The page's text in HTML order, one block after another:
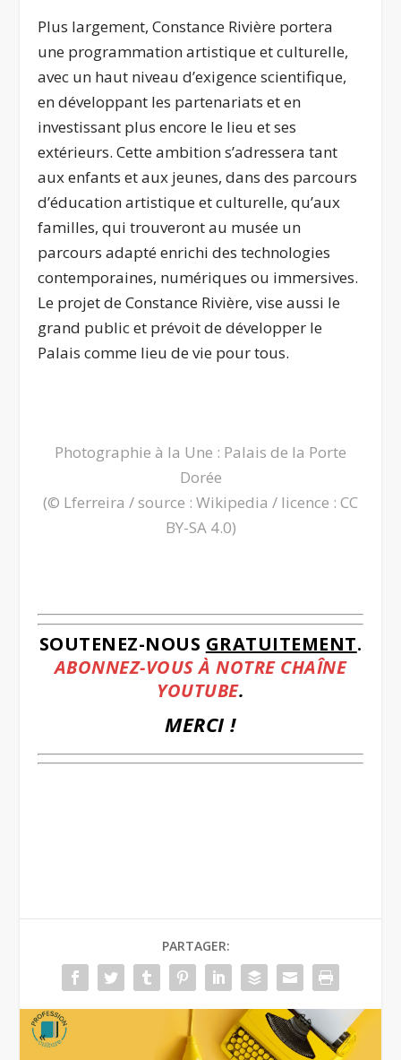
Plus largement, Constance Rivière portera
une programmation artistique et culturelle,
avec un haut niveau d’exigence scientifique,
en développant les partenariats et en
investissant plus encore le lieu et ses
extérieurs. Cette ambition s’adressera tant
aux enfants et aux jeunes, dans des parcours
d’éducation artistique et culturelle, qu’aux
familles, qui trouveront au musée un
parcours adapté enrichi des technologies
contemporaines, numériques ou immersives.
Le projet de Constance Rivière, vise aussi le
grand public et prévoit de développer le
Palais comme lieu de vie pour tous.
Photographie à la Une : Palais de la Porte
Dorée
(© Lferreira / source : Wikipedia / licence : CC
BY-SA 4.0)
SOUTENEZ-NOUS GRATUITEMENT.
ABONNEZ-VOUS À NOTRE CHAÎNE
YOUTUBE.
MERCI !
PARTAGER: